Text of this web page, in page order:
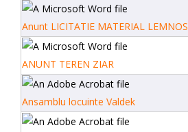
Anunt LICITATIE MATERIAL LEMNOS
ANUNT TEREN ZIAR
Ansamblu locuinte Valdek